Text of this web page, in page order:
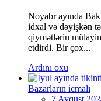
Noyabr ayında
idxal və dəyişkən
qiymətlərin
etdirdi. Bir çox...
Ardını oxu
Bazarların icmalı